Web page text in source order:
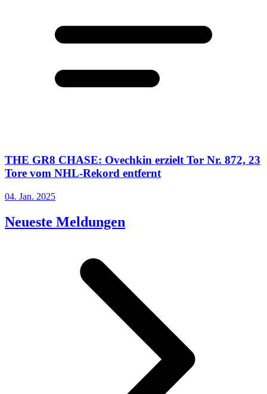
THE GR8 CHASE: Ovechkin erzielt Tor Nr. 872, 23
Tore vom NHL-Rekord entfernt
04. Jan. 2025
Neueste Meldungen